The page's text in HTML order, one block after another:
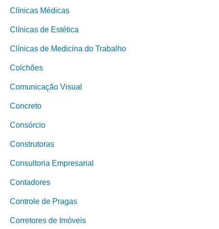
Clínicas Médicas
Clínicas de Estética
Clínicas de Medicina do Trabalho
Colchões
Comunicação Visual
Concreto
Consórcio
Construtoras
Consultoria Empresarial
Contadores
Controle de Pragas
Corretores de Imóveis